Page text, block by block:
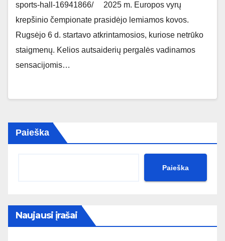
sports-hall-16941866/ 2025 m. Europos vyrų
krepšinio čempionate prasidėjo lemiamos kovos.
Rugsėjo 6 d. startavo atkrintamosios, kuriose netrūko
staigmenų. Kelios autsaiderių pergalės vadinamos
sensacijomis…
Paieška
Paieška
Naujausi įrašai